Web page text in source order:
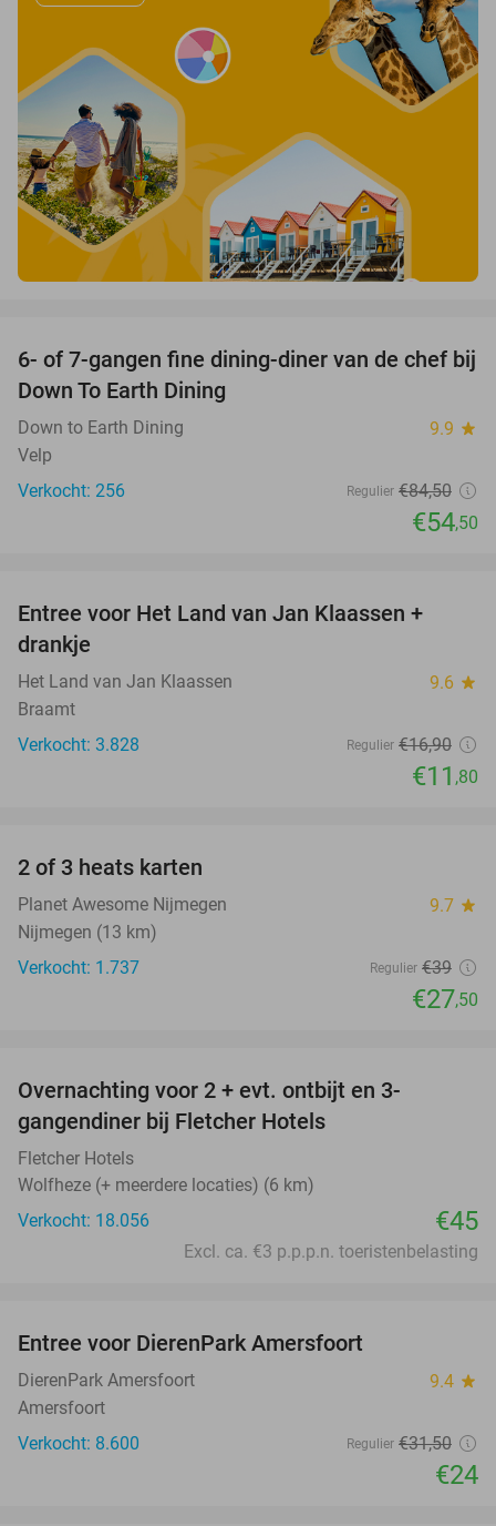
36%
6- of 7-gangen fine dining-diner van de chef bij
Down To Earth Dining
Down to Earth Dining 9.9 star
Velp
Verkocht: 256
Regulier €84,50
€54,50
Entree voor Het Land van Jan Klaassen +
drankje
Het Land van Jan Klaassen 9.6 star
Braamt
Verkocht: 3.828
Regulier €16,90
€11 ,80
2 of 3 heats karten
Planet Awesome Nijmegen 9.7 star
Nijmegen (13 km)
Verkocht: 1.737
Regulier €39
€27,50
Overnachting voor 2 + evt. ontbijt en 3-
gangendiner bij Fletcher Hotels
Fletcher Hotels
Wolfheze (+ meerdere locaties) (6 km)
Verkocht: 18.056
€45
Excl. ca. €3 p.p.p.n. toeristenbelasting
Entree voor DierenPark Amersfoort
DierenPark Amersfoort 9.4 star
Amersfoort
Verkocht: 8.600
Regulier €31,50
€24